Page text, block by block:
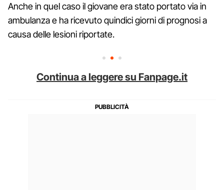
Anche in quel caso il giovane era stato portato via in
ambulanza e ha ricevuto quindici giorni di prognosi a
causa delle lesioni riportate.
Continua a leggere su Fanpage.it